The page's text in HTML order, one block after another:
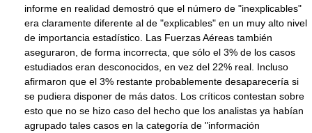
informe en realidad demostró que el número de "inexplicables"
era claramente diferente al de "explicables" en un muy alto nivel
de importancia estadístico. Las Fuerzas Aéreas también
aseguraron, de forma incorrecta, que sólo el 3% de los casos
estudiados eran desconocidos, en vez del 22% real. Incluso
afirmaron que el 3% restante probablemente desaparecería si
se pudiera disponer de más datos. Los críticos contestan sobre
esto que no se hizo caso del hecho que los analistas ya habían
agrupado tales casos en la categoría de "información